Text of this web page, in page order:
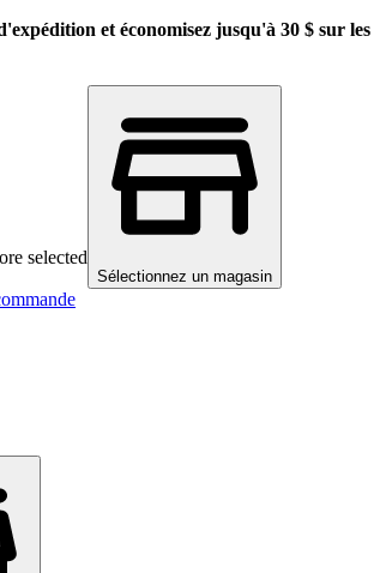
et économisez jusqu'à 30 $ sur
selected
Sélectionnez un magasin